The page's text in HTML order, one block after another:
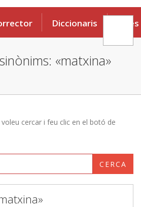
Diccionaris Eines
«matxina»
cercar i feu clic en el botó de
CERCA